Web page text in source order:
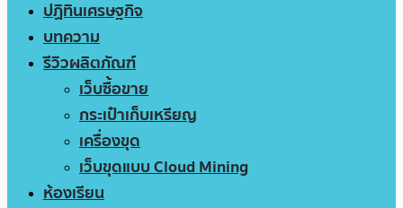
ปฏิทินเศรษฐกิจ
บทความ
รีวิวผลิตภัณฑ์
เว็บซื้อขาย
กระเป๋าเก็บเหรียญ
เครื่องขุด
เว็บขุดแบบ Cloud Mining
ห้องเรียน